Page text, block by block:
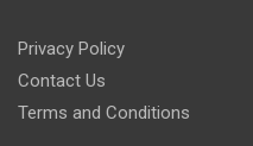
Privacy Policy
Contact Us
Terms and Conditions